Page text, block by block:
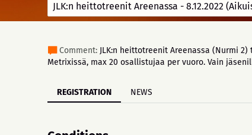
JLK:n heittotreenit Areenassa - 8.12.2022
Comment: JLK:n heittotreenit Areenassa (Nurmi
Metrixissä, max 20 osallistujaa per vuoro. Vain
REGISTRATION NEWS